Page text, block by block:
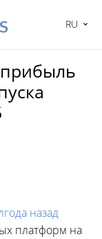
RU
назад
платформ на